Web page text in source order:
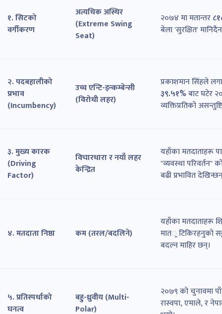
१. सिटको
वर्गीकरण
अत्यधिक अस्थिर
(Extreme Swing
Seat)
२०७४ मा मतान्तर
बेला 'सुरक्षित'
२. पदबहालीको
प्रभाव
(Incumbency)
उच्च एन्टि-इन्कम्बेन्सी
(विरोधी लहर)
प्रकाशमान सिंहले
३९.५१%बाट घटेर
व्यक्तिप्रतिको
३. मुख्य कारक
(Driving
Factor)
विचारधारा र नयाँ लहर
केन्द्रित
यहाँका मतदाताहरू
"व्यवस्था परिवर्तन"
बढी प्रभावित
४. मतदाता निष्ठा कम (तरल/बदलिने)
यहाँका मतदाताहरू
मात्र टिकिरहनुको
बदल्न माहिर छन्।
५. प्रतिस्पर्धाको
घनत्व
बहु-ध्रुवीय (Multi-
Polar)
२०७९ को चुनावमा
रास्वपा, एमाले, र